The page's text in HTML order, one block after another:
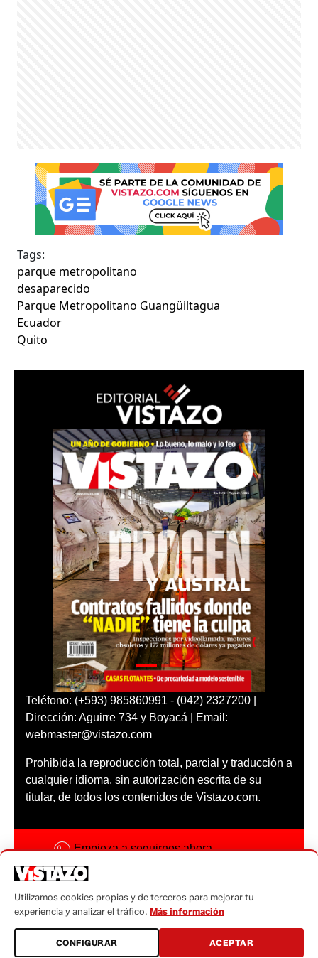
Tags:
parque metropolitano
desaparecido
Parque Metropolitano Guangüiltagua
Ecuador
Quito
Teléfono: (+593) 985860991 - (042) 2327200 |
Dirección: Aguirre 734 y Boyacá | Email:
webmaster@vistazo.com
Prohibida la reproducción total, parcial y traducción a
cualquier idioma, sin autorización escrita de su
titular, de todos los contenidos de Vistazo.com.
Empieza a seguirnos ahora
Código ética
Sugerencias a:
sugerencias@vistazo.com
Utilizamos cookies propias y de terceros para mejorar tu
experiencia y analizar el tráfico. Más información
CONFIGURAR ACEPTAR